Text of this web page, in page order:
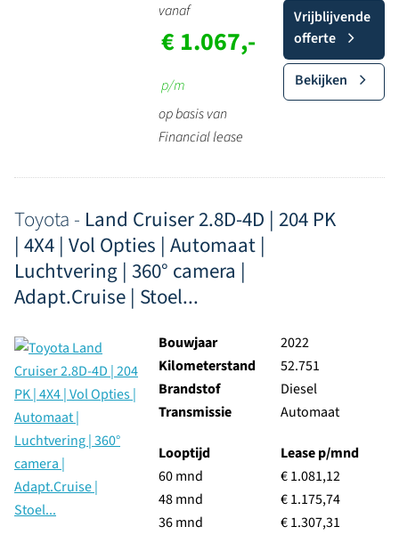
vanaf
€ 1.067,-
p/m
op basis van
Financial lease
Vrijblijvende
offerte
Bekijken
Toyota - Land Cruiser 2.8D-4D | 204 PK
| 4X4 | Vol Opties | Automaat |
Luchtvering | 360° camera |
Adapt.Cruise | Stoel...
Bouwjaar
2022
Kilometerstand
52.751
Brandstof
Diesel
Transmissie
Automaat
Looptijd
60 mnd
48 mnd
36 mnd
Lease p/mnd
€ 1.081,12
€ 1.175,74
€ 1.307,31